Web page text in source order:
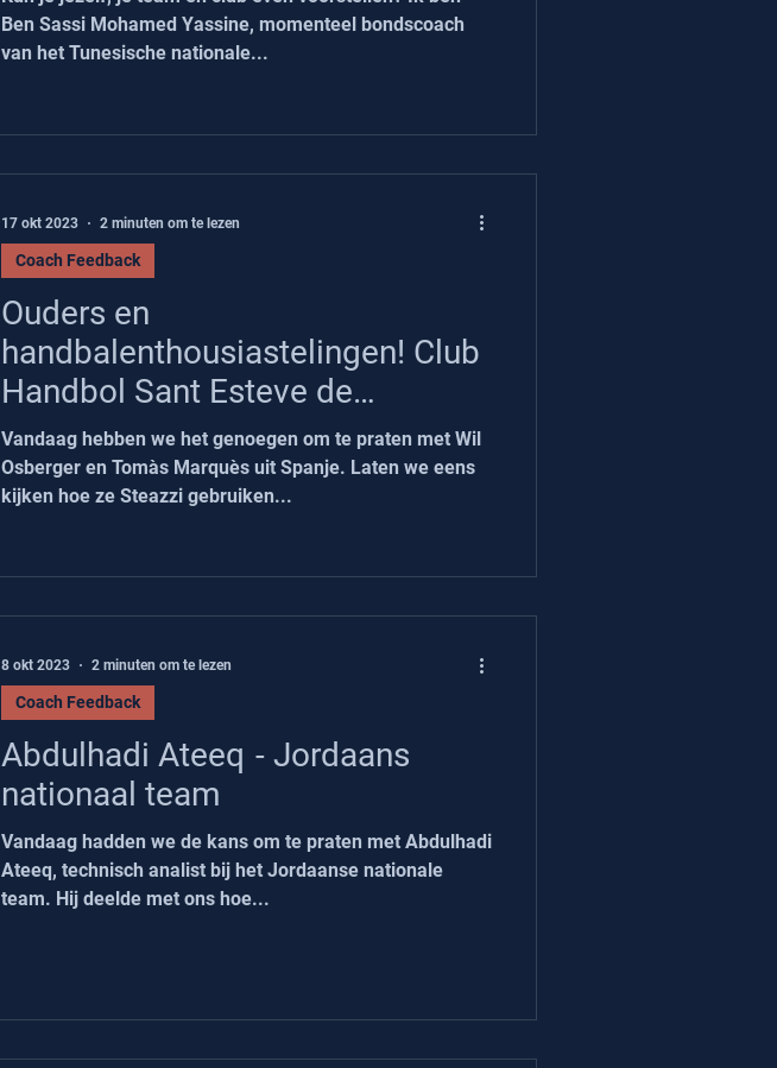
Ben Sassi Mohamed Yassine, momenteel bondscoach
van het Tunesische nationale...
Ouders en
handbalenthousiastelingen! Club
Handbol Sant Esteve de
Palautordera (Spanje)
Vandaag hebben we het genoegen om te praten met Wil
Osberger en Tomàs Marquès uit Spanje. Laten we eens
kijken hoe ze Steazzi gebruiken...
Coach Feedback
17 okt 2023 2 minuten om te lezen
Abdulhadi Ateeq - Jordaans
nationaal team
Vandaag hadden we de kans om te praten met Abdulhadi
Ateeq, technisch analist bij het Jordaanse nationale
team. Hij deelde met ons hoe...
Coach Feedback
8 okt 2023 2 minuten om te lezen